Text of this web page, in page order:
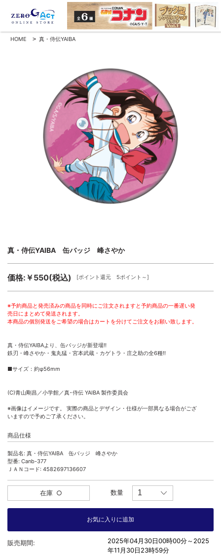
HOME > 真・侍伝YAIBA
真・侍伝YAIBA 缶バッジ 峰さやか
価格:￥550(税込) [ポイント還元 5ポイント～]
※予約商品と発売済みの商品を同時にご注文されますと予約商品の一番遅い発
売日にまとめて発送されます。
本商品の個別発送をご希望の場合はカートを分けてご注文をお願い致します。
真・侍伝YAIBAより、缶バッジが新登場!!
鉄刃・峰さやか・鬼丸猛・宮本武蔵・カゲトラ・庄之助の全6種!!
■サイズ：約φ56mm
(C)青山剛昌／小学館／真･侍伝 YAIBA 製作委員会
※画像はイメージです。 実際の商品とデザイン・仕様が一部異なる場合がござ
いますので予めご了承ください。
商品仕様
製品名: 真・侍伝YAIBA 缶バッジ 峰さやか
型番: Canb-377
ＪＡＮコード: 4582697136607
在庫 ○ 数量
販売期間: 2025年04月30日00時00分～2025
年11月30日23時59分